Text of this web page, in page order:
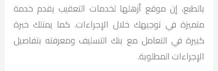
بالطبع، إن موقع أزهلها لخدمات التعقيب يقدم خدمة
متميزة في توجيهك خلال الإجراءات. كما يمتلك خبرة
كبيرة في التعامل مع بنك التسليف ومعرفته بتفاصيل
الإجراءات المطلوبة.